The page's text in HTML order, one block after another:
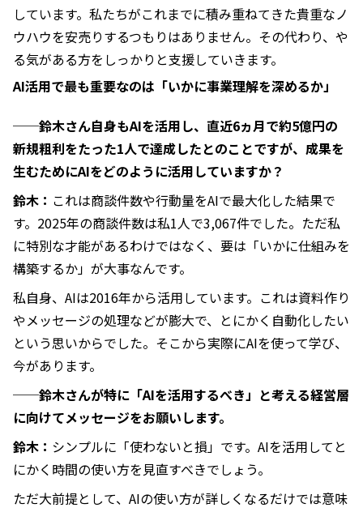
しています。私たちがこれまでに積み重ねてきた貴重なノ
ウハウを安売りするつもりはありません。その代わり、や
る気がある方をしっかりと支援していきます。
AI活用で最も重要なのは「いかに事業理解を深めるか」
──鈴木さん自身もAIを活用し、直近6ヵ月で約5億円の
新規粗利をたった1人で達成したとのことですが、成果を
生むためにAIをどのように活用していますか？
鈴木： これは商談件数や行動量をAIで最大化した結果で
す。2025年の商談件数は私1人で3,067件でした。ただ私
に特別な才能があるわけではなく、要は「いかに仕組みを
構築するか」が大事なんです。
私自身、AIは2016年から活用しています。これは資料作り
やメッセージの処理などが膨大で、とにかく自動化したい
という思いからでした。そこから実際にAIを使って学び、
今があります。
──鈴木さんが特に「AIを活用するべき」と考える経営層
に向けてメッセージをお願いします。
鈴木： シンプルに「使わないと損」です。AIを活用してと
にかく時間の使い方を見直すべきでしょう。
ただ大前提として、AIの使い方が詳しくなるだけでは意味